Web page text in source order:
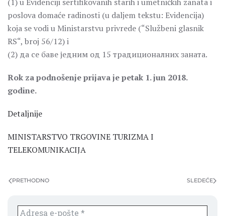
poslova domaće radinosti (u daljem tekstu: Evidencija)
koja se vodi u Ministarstvu privrede (“Službeni glasnik
RS“, broj 56/12) i
(2) да се баве једним од 15 традиционалних заната.
Rok za podnošenje prijava je petak 1. jun 2018.
godine.
Detaljnije
MINISTARSTVO TRGOVINE TURIZMA I
TELEKOMUNIKACIJA
PRETHODNO SLEDEĆE